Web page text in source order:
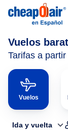
Vuelos
Tarifas a partir
Vuelos
Ida y vuelta